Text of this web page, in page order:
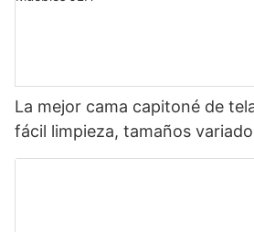
La mejor cama capitoné de
fácil limpieza, tamaños
de fábrica - Muebles JLH